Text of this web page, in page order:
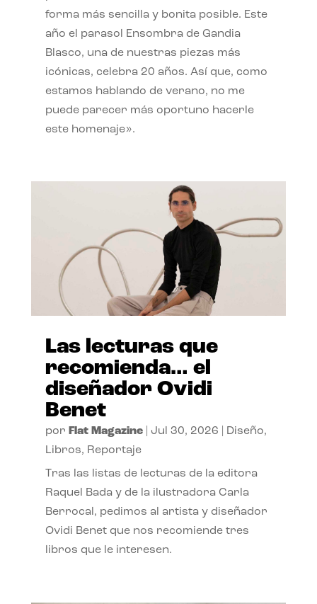
forma más sencilla y bonita posible. Este
año el parasol Ensombra de Gandia
Blasco, una de nuestras piezas más
icónicas, celebra 20 años. Así que, como
estamos hablando de verano, no me
puede parecer más oportuno hacerle
este homenaje».
Las lecturas que
recomienda… el
diseñador Ovidi
Benet
por Flat Magazine| Jul 30, 2026 Diseño,
Libros, Reportaje
Tras las listas de lecturas de la editora
Raquel Bada y de la ilustradora Carla
Berrocal, pedimos al artista y diseñador
Ovidi Benet que nos recomiende tres
libros que le interesen.